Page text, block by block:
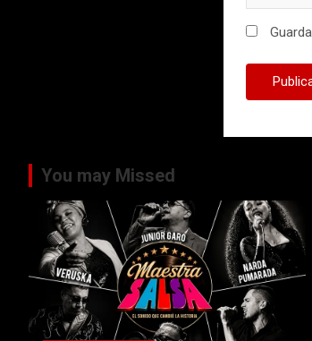
You may Missed